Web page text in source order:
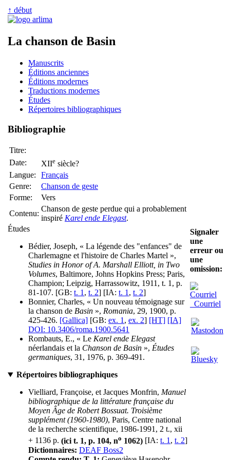
↑ début
La chanson de Basin
Manuscrits
Éditions anciennes
Éditions modernes
Traductions modernes
Études
Répertoires bibliographiques
Bibliographie
Titre:
Date:
XIIe siècle?
Langue:
Français
Genre:
Chanson de geste
Forme:
Vers
Contenu:
Chanson de geste perdue qui a probablement
inspiré Karel ende Elegast.
Études
Bédier, Joseph, « La légende des "enfances" de
Charlemagne et l'histoire de Charles Martel »,
Studies in Honor of A. Marshall Elliott, in Two
Volumes, Baltimore, Johns Hopkins Press; Paris,
Champion; Leipzig, Harrassowitz, 1911, t. 1, p.
81-107. [GB: t. 1 , t. 2] [IA: t. 1 , t. 2]
Bonnier, Charles, « Un nouveau témoignage sur
la chanson de Basin », Romania, 29, 1900, p.
425-426. [Gallica] [GB: ex. 1 , ex. 2] [HT] [IA]
DOI: 10.3406/roma.1900.5641
Rombauts, E., « Le Karel ende Elegast
néerlandais et la Chanson de Basin », Études
germaniques, 31, 1976, p. 369-491.
Répertoires bibliographiques
Vielliard, Françoise, et Jacques Monfrin, Manuel
bibliographique de la littérature française du
Moyen Âge de Robert Bossuat. Troisième
supplément (1960-1980), Paris, Centre national
de la recherche scientifique, 1986-1991, 2 t., xii
+ 1136 p. (ici t. 1, p. 104, no 1062) [IA: t. 1, t. 2]
Dictionnaires: DEAF Boss2
Signaler
une
erreur ou
une
omission:
Courriel